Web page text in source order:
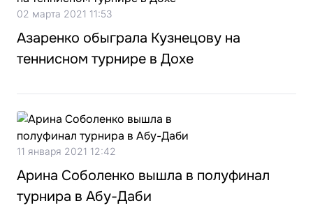
02 марта 2021 11:53
Азаренко обыграла Кузнецову на
теннисном турнире в Дохе
11 января 2021 12:42
Арина Соболенко вышла в полуфинал
турнира в Абу-Даби